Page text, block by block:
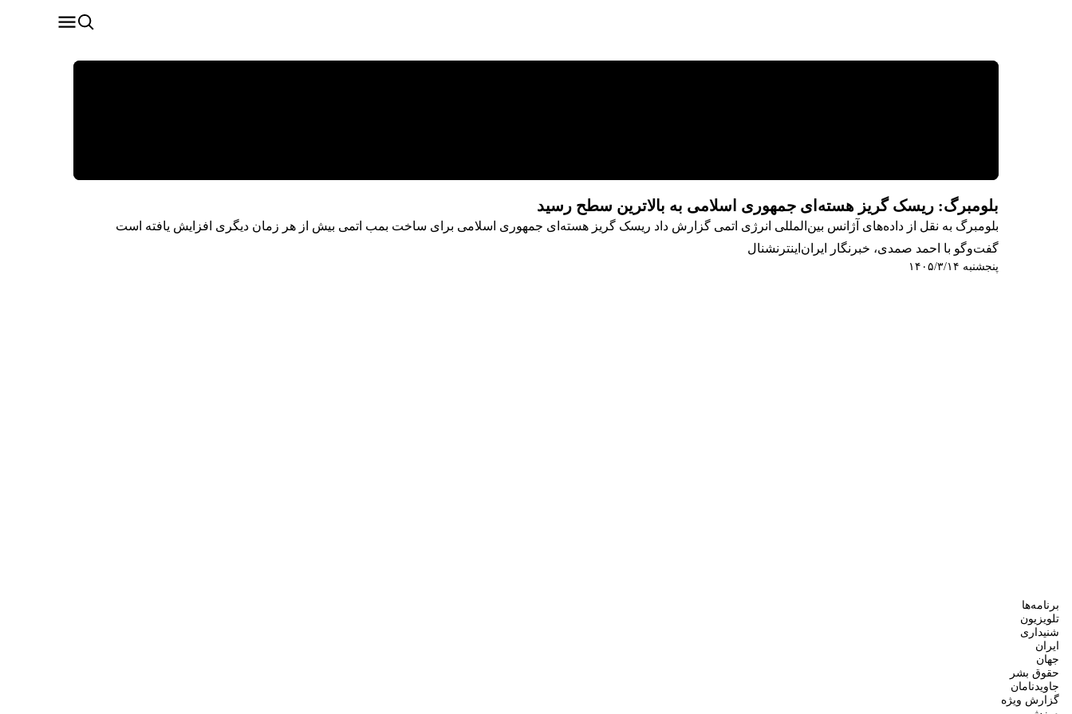
بلومبرگ: ریسک گریز هسته‌ای جمهوری اسلامی به بالاترین سطح رسید
بلومبرگ به نقل از داده‌های آژانس بین‌المللی انرژی اتمی گزارش داد ریسک گریز هسته‌ای جمهوری اسلامی برای ساخت بمب اتمی بیش از هر زمان دیگری افزایش یافته است
گفت‌وگو با احمد صمدی، خبرنگار ایران‌اینترنشنال
پنجشنبه ۱۴۰۵/۳/۱۴
برنامه‌ها
تلویزیون
شنیداری
ایران
جهان
حقوق بشر
جاویدنامان
گزارش ویژه